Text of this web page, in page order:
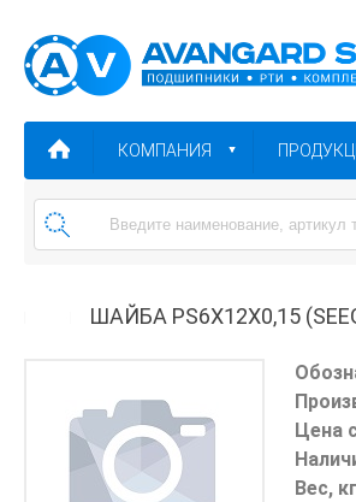
КОМПАНИЯ
ШАЙБА PS6X12X0,15
Цена
Вес,